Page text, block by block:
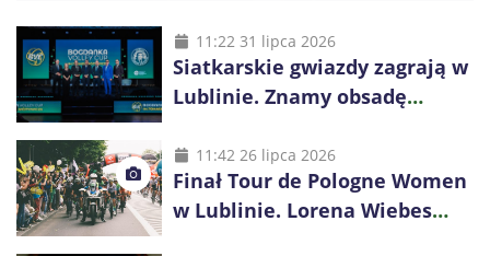
11:22 31 lipca 2026
Siatkarskie gwiazdy zagrają w
Lublinie. Znamy obsadę
11:42 26 lipca 2026
Finał Tour de Pologne Women
w Lublinie. Lorena Wiebes